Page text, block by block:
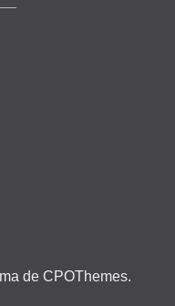
de CPOThemes.